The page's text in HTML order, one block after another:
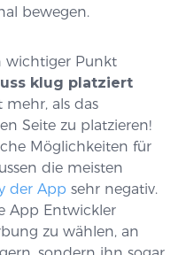
bewegen.
wichtiger Punkt
klug platziert
mehr, als das
Seite zu platzieren!
Möglichkeiten für
die meisten
der App sehr negativ.
App Entwickler
zu wählen, an